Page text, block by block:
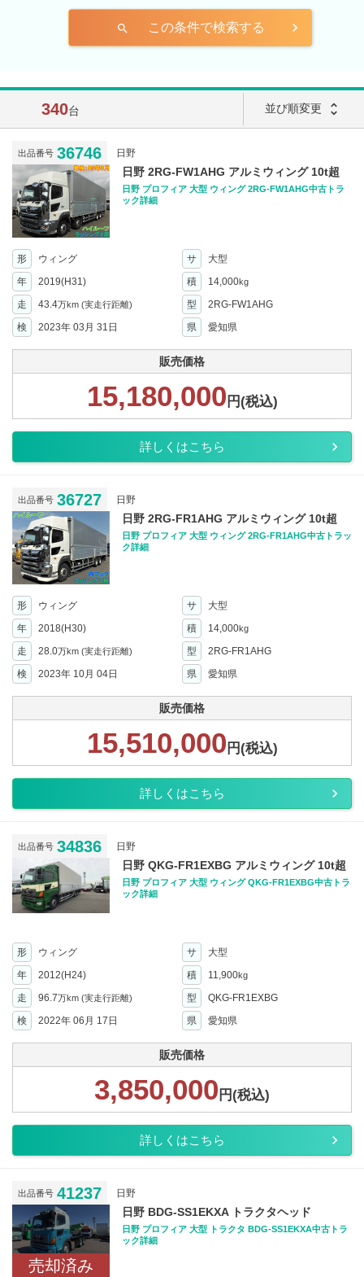
search この条件で検索する
340台 並び順変更 unfold_more
出品番号 36746 日野
日野 2RG-FW1AHG アルミウィング 10t超
日野 プロフィア 大型 ウィング 2RG-FW1AHG中古トラ
ック詳細
形 ウィング サ
大型
年
2019(H31) 積 14,000kg
走 43.4万km (実走行距離) 型
2RG-FW1AHG
検
2023年 03月 31日 県 愛知県
販売価格
15,180,000 円(税込)
詳しくはこちら
出品番号 36727 日野
日野 2RG-FR1AHG アルミウィング 10t超
日野 プロフィア 大型 ウィング 2RG-FR1AHG中古トラッ
ク詳細
形 ウィング サ
大型
年
2018(H30) 積 14,000kg
走 28.0万km (実走行距離) 型
2RG-FR1AHG
検
2023年 10月 04日 県 愛知県
販売価格
15,510,000 円(税込)
詳しくはこちら
出品番号 34836 日野
日野 QKG-FR1EXBG アルミウィング 10t超
日野 プロフィア 大型 ウィング QKG-FR1EXBG中古トラ
ック詳細
形 ウィング サ
大型
年
2012(H24) 積 11,900kg
走 96.7万km (実走行距離) 型
QKG-FR1EXBG
検
2022年 06月 17日 県 愛知県
販売価格
3,850,000 円(税込)
詳しくはこちら
出品番号 41237 日野
売却済み
日野 BDG-SS1EKXA トラクタヘッド
日野 プロフィア 大型 トラクタ BDG-SS1EKXA中古トラ
ック詳細